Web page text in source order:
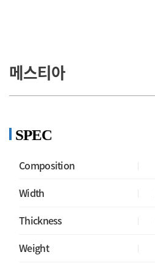
메스티아
SPEC
Composition
Width
Thickness
Weight